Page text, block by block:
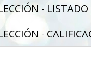
-
-